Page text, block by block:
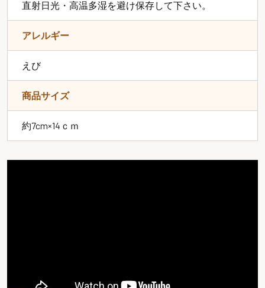
直射日光・高温多湿を避け保存して下さい。
アレルギー
えび
商品サイズ
約7cm×14ｃｍ